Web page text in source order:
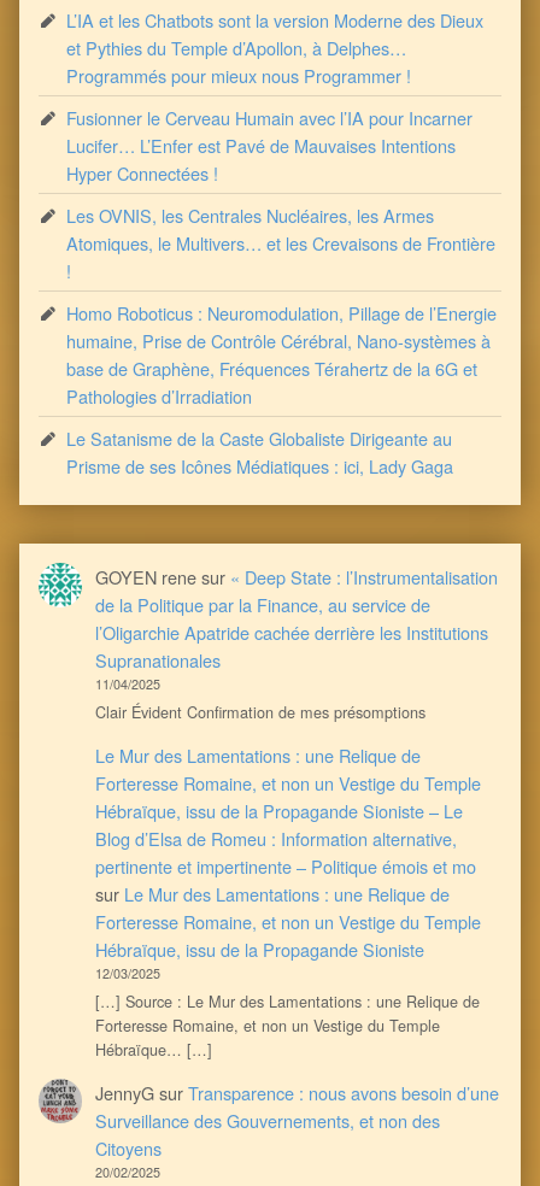
L’IA et les Chatbots sont la version Moderne des Dieux
et Pythies du Temple d’Apollon, à Delphes…
Programmés pour mieux nous Programmer !
Fusionner le Cerveau Humain avec l’IA pour Incarner
Lucifer… L’Enfer est Pavé de Mauvaises Intentions
Hyper Connectées !
Les OVNIS, les Centrales Nucléaires, les Armes
Atomiques, le Multivers… et les Crevaisons de Frontière
!
Homo Roboticus : Neuromodulation, Pillage de l’Energie
humaine, Prise de Contrôle Cérébral, Nano-systèmes à
base de Graphène, Fréquences Térahertz de la 6G et
Pathologies d’Irradiation
Le Satanisme de la Caste Globaliste Dirigeante au
Prisme de ses Icônes Médiatiques : ici, Lady Gaga
GOYEN renesur « Deep State : l’Instrumentalisation
de la Politique par la Finance, au service de
l’Oligarchie Apatride cachée derrière les Institutions
Supranationales
11/04/2025
Clair Évident Confirmation de mes présomptions
Le Mur des Lamentations : une Relique de
Forteresse Romaine, et non un Vestige du Temple
Hébraïque, issu de la Propagande Sioniste – Le
Blog d’Elsa de Romeu : Information alternative,
pertinente et impertinente – Politique émois et mo
sur Le Mur des Lamentations : une Relique de
Forteresse Romaine, et non un Vestige du Temple
Hébraïque, issu de la Propagande Sioniste
12/03/2025
[…] Source : Le Mur des Lamentations : une Relique de
Forteresse Romaine, et non un Vestige du Temple
Hébraïque… […]
JennyGsurTransparence : nous avons besoin d’une
Surveillance des Gouvernements, et non des
Citoyens
20/02/2025